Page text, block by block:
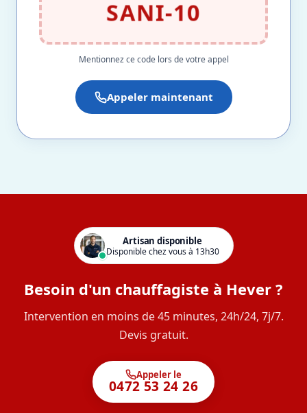
SANI-10
Mentionnez ce code lors de votre appel
Appeler maintenant
Artisan disponible
Disponible chez vous à 13h30
Besoin d'un chauffagiste à Hever ?
Intervention en moins de 45 minutes, 24h/24, 7j/7.
Devis gratuit.
Appeler le
0472 53 24 26